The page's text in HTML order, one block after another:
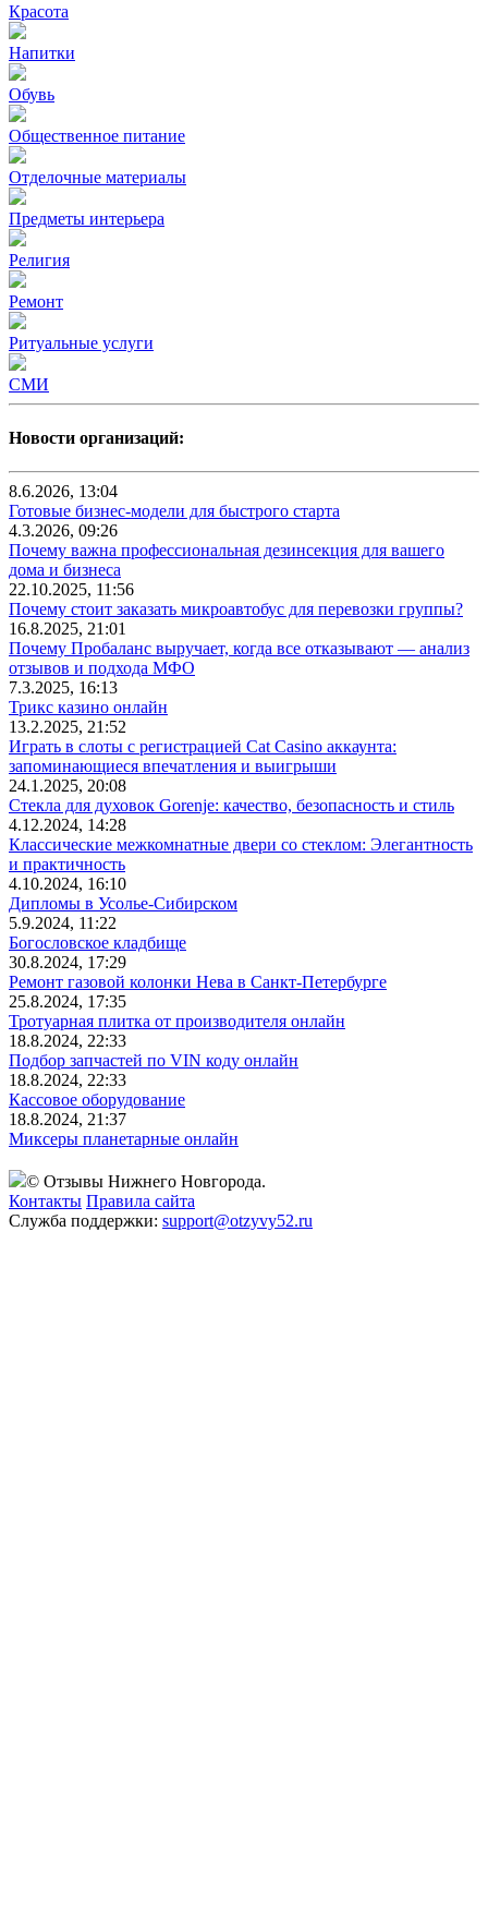
Красота
Напитки
Обувь
Общественное питание
Отделочные материалы
Предметы интерьера
Религия
Ремонт
Ритуальные услуги
СМИ
Новости организаций:
8.6.2026, 13:04
Готовые бизнес-модели для быстрого старта
4.3.2026, 09:26
Почему важна профессиональная дезинсекция для вашего
дома и бизнеса
22.10.2025, 11:56
Почему стоит заказать микроавтобус для перевозки группы?
16.8.2025, 21:01
Почему Пробаланс выручает, когда все отказывают — анализ
отзывов и подхода МФО
7.3.2025, 16:13
Трикс казино онлайн
13.2.2025, 21:52
Играть в слоты с регистрацией Cat Casino аккаунта:
запоминающиеся впечатления и выигрыши
24.1.2025, 20:08
Стекла для духовок Gorenje: качество, безопасность и стиль
4.12.2024, 14:28
Классические межкомнатные двери со стеклом: Элегантность
и практичность
4.10.2024, 16:10
Дипломы в Усолье-Сибирском
5.9.2024, 11:22
Богословское кладбище
30.8.2024, 17:29
Ремонт газовой колонки Нева в Санкт-Петербурге
25.8.2024, 17:35
Тротуарная плитка от производителя онлайн
18.8.2024, 22:33
Подбор запчастей по VIN коду онлайн
18.8.2024, 22:33
Кассовое оборудование
18.8.2024, 21:37
Миксеры планетарные онлайн
© Отзывы Нижнего Новгорода.
Контакты Правила сайта
Служба поддержки: support@otzyvy52.ru